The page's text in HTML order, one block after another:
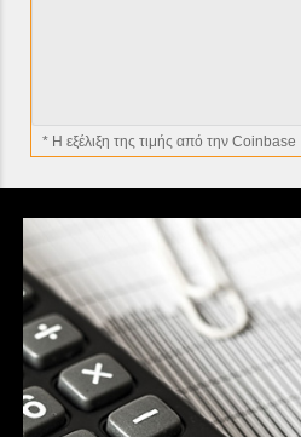
* H εξέλιξη της τιμής από την Coinbase